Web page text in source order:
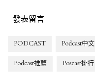
發表留言
PODCAST Podcast中文
Podcast推薦 Poscast排行